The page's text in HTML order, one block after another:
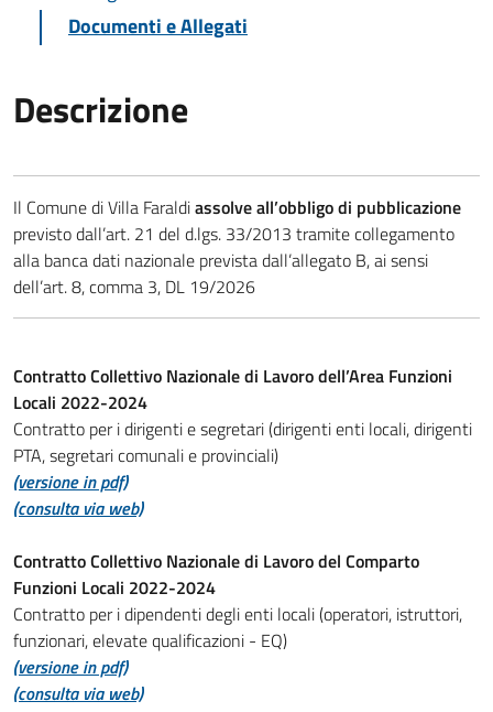
Documenti e Allegati
Descrizione
Il Comune di Villa Faraldiassolve all’obbligo di pubblicazione
previsto dall’art. 21 del d.lgs. 33/2013 tramite collegamento
alla banca dati nazionale prevista dall’allegato B, ai sensi
dell’art. 8, comma 3, DL 19/2026
Contratto Collettivo Nazionale di Lavoro dell’Area Funzioni
Locali 2022-2024
Contratto per i dirigenti e segretari (dirigenti enti locali, dirigenti
PTA, segretari comunali e provinciali)
(versione in pdf)
(consulta via web)
Contratto Collettivo Nazionale di Lavoro del Comparto
Funzioni Locali 2022-2024
Contratto per i dipendenti degli enti locali (operatori, istruttori,
funzionari, elevate qualificazioni - EQ)
(versione in pdf)
(consulta via web)